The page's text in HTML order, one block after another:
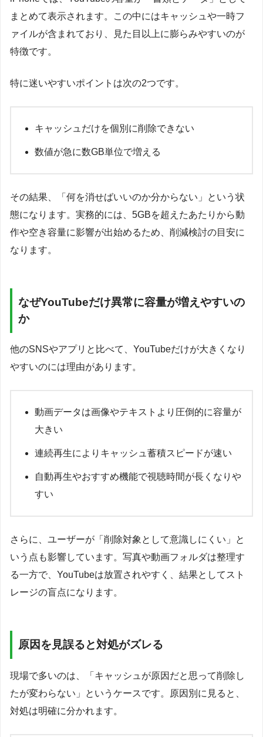
まとめて表示されます。この中にはキャッシュや一時フ
ァイルが含まれており、見た目以上に膨らみやすいのが
特徴です。
特に迷いやすいポイントは次の2つです。
キャッシュだけを個別に削除できない
数値が急に数GB単位で増える
その結果、「何を消せばいいのか分からない」という状
態になります。実務的には、5GBを超えたあたりから動
作や空き容量に影響が出始めるため、削減検討の目安に
なります。
なぜYouTubeだけ異常に容量が増えやすいの
か
他のSNSやアプリと比べて、YouTubeだけが大きくなり
やすいのには理由があります。
動画データは画像やテキストより圧倒的に容量が
大きい
連続再生によりキャッシュ蓄積スピードが速い
自動再生やおすすめ機能で視聴時間が長くなりや
すい
さらに、ユーザーが「削除対象として意識しにくい」と
いう点も影響しています。写真や動画フォルダは整理す
る一方で、YouTubeは放置されやすく、結果としてスト
レージの盲点になります。
原因を見誤ると対処がズレる
現場で多いのは、「キャッシュが原因だと思って削除し
たが変わらない」というケースです。原因別に見ると、
対処は明確に分かれます。